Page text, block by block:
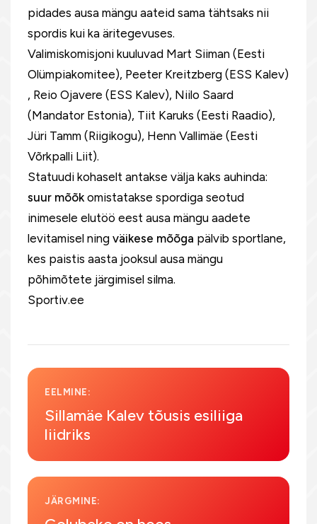
pidades ausa mängu aateid sama tähtsaks nii
spordis kui ka äritegevuses.
Valimiskomisjoni kuuluvad Mart Siiman (Eesti
Olümpiakomitee), Peeter Kreitzberg (ESS Kalev)
, Reio Ojavere (ESS Kalev), Niilo Saard
(Mandator Estonia), Tiit Karuks (Eesti Raadio),
Jüri Tamm (Riigikogu), Henn Vallimäe (Eesti
Võrkpalli Liit).
Statuudi kohaselt antakse välja kaks auhinda:
suur mõõk omistatakse spordiga seotud
inimesele elutöö eest ausa mängu aadete
levitamisel ning väikese mõõga pälvib sportlane,
kes paistis aasta jooksul ausa mängu
põhimõtete järgimisel silma.
Sportiv.ee
EELMINE:
Sillamäe Kalev tõusis esiliiga
liidriks
JÄRGMINE: